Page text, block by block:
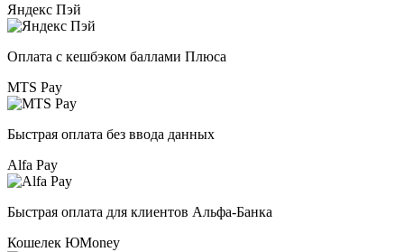
Яндекс Пэй
Оплата с кешбэком баллами Плюса
MTS Pay
Быстрая оплата без ввода данных
Alfa Pay
Быстрая оплата для клиентов Альфа-Банка
Кошелек ЮMoney